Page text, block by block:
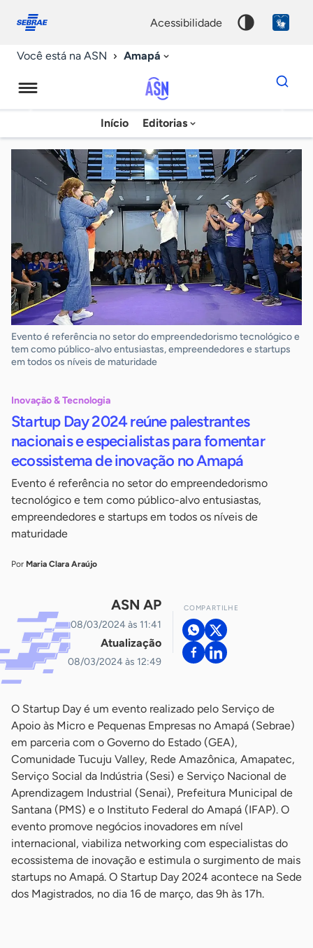
conosco
acessibilidade
Você está na ASN Amapá
Agência
Sebrae
de
Notícias
Início Editorias
Dados
para
chave
Evento é referência no setor do empreendedorismo tecnológico e
tem como público-alvo entusiastas, empreendedores e startups
em todos os níveis de maturidade
Inovação & Tecnologia
Startup Day 2024 reúne palestrantes
nacionais e especialistas para fomentar
ecossistema de inovação no Amapá
Evento é referência no setor do empreendedorismo
tecnológico e tem como público-alvo entusiastas,
empreendedores e startups em todos os níveis de
maturidade
Por Maria Clara Araújo
ASN AP
08/03/2024 às 11:41
Atualização
08/03/2024 às 12:49
COMPARTILHE
O Startup Day é um evento realizado pelo Serviço de
Apoio às Micro e Pequenas Empresas no Amapá (Sebrae)
em parceria com o Governo do Estado (GEA),
Comunidade Tucuju Valley, Rede Amazônica, Amapatec,
Serviço Social da Indústria (Sesi) e Serviço Nacional de
Aprendizagem Industrial (Senai), Prefeitura Municipal de
Santana (PMS) e o Instituto Federal do Amapá (IFAP). O
evento promove negócios inovadores em nível
internacional, viabiliza networking com especialistas do
ecossistema de inovação e estimula o surgimento de mais
startups no Amapá. O Startup Day 2024 acontece na Sede
dos Magistrados, no dia 16 de março, das 9h às 17h.